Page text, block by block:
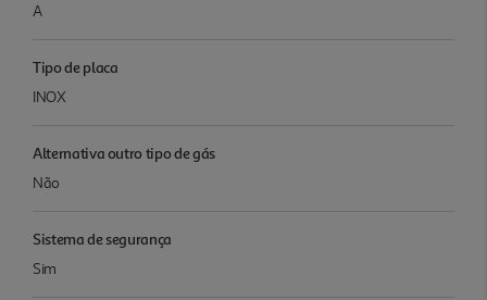
A
Tipo de placa
INOX
Alternativa outro tipo de gás
Não
Sistema de segurança
Sim